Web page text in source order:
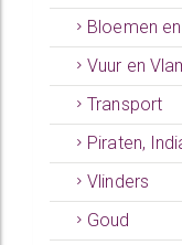
Bloemen
Vuur en
Transport
Piraten,
Vlinders
Goud